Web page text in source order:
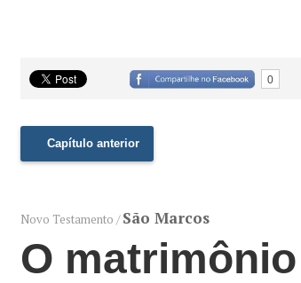
0
Capítulo anterior
Novo Testamento /São Marcos
O